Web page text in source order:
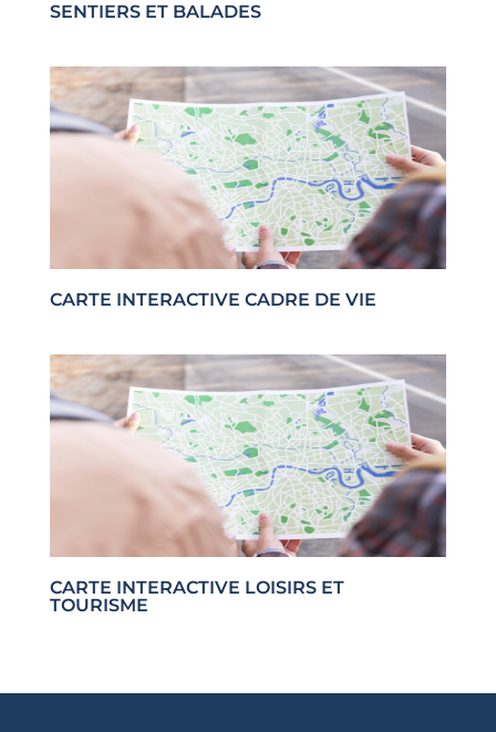
SENTIERS ET BALADES
CARTE INTERACTIVE CADRE DE VIE
CARTE INTERACTIVE LOISIRS ET
TOURISME